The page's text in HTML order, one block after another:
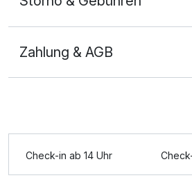
Zahlung & AGB
Check-in ab 14 Uhr